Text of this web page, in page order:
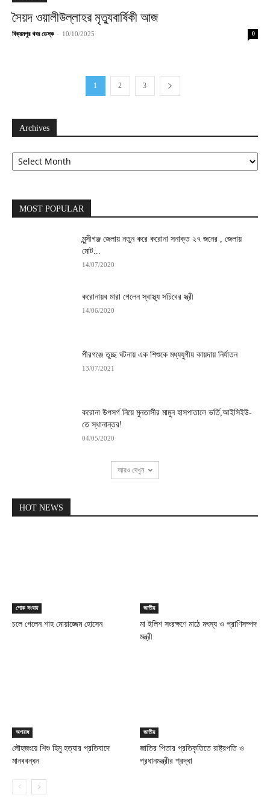
সৈয়দ ওয়ালীউল্লাহর মৃত্যুবার্ষিকী আজ
বিক্রমপুর খবর ডেস্ক - 10/10/2025 0
1 2 3
Archives
Archives
MOST POPULAR
মুন্সীগঞ্জ জেলায় নতুন করে করোনা সনাক্ত ২৭ জনের , জেলায়
মোট...
14/07/2020
করোনায়ব মারা গেলেন স্বাস্থ্য সচিবের স্ত্রী
14/06/2020
পীরগঞ্জে তুচ্ছ ঘটনায় এক শিশুকে মধ্যযুগীয় কায়দায় নির্যাতন
13/07/2021
করোনা উপসর্গ নিয়ে মুনতাসীর মামুন হাসপাতালে ভর্তি,আইসিইউ-
তে স্থানান্তর!
04/05/2020
আরও দেখুন
HOT NEWS
শোক সংবাদ
চলে গেলেন শাহ মোয়াজ্জেম হোসেন
জাতীয়
মা ইলিশ সংরক্ষণে মাঠে মৎস্য ও প্রাণিসম্পদ
মন্ত্রী
অপরাধ
লৌহজংয়ে শিশু হিমু হত্যার প্রতিবাদে
মানববন্ধন
জাতীয়
জাতির পিতার প্রতিকৃতিতে রাষ্ট্রপতি ও
প্রধানমন্ত্রীর শ্রদ্ধা